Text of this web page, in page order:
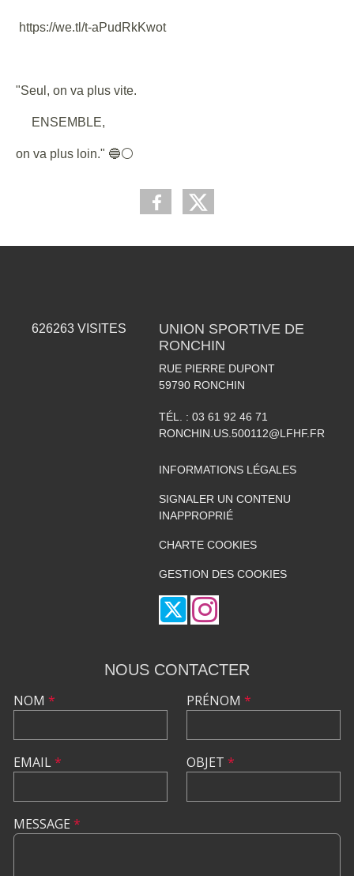
https://we.tl/t-aPudRkKwot
"Seul, on va plus vite.
ENSEMBLE,
on va plus loin." 🔵⚪
626263 VISITES
UNION SPORTIVE DE
RONCHIN
RUE PIERRE DUPONT
59790 RONCHIN
TÉL. : 03 61 92 46 71
RONCHIN.US.500112@LFHF.FR
INFORMATIONS LÉGALES
SIGNALER UN CONTENU
INAPPROPRIÉ
CHARTE COOKIES
GESTION DES COOKIES
NOUS CONTACTER
NOM *
EMAIL*
PRÉNOM *
OBJET *
MESSAGE *